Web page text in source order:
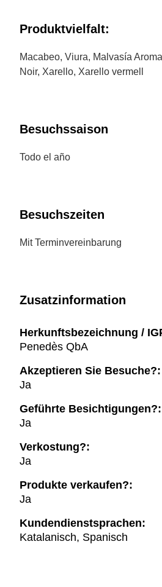
Produktvielfalt:
Macabeo, Viura, Malvasía
Noir, Xarello, Xarello vermell
Besuchssaison
Todo el año
Besuchszeiten
Mit Terminvereinbarung
Zusatzinformation
Herkunftsbezeichnung /
Penedès QbA
Akzeptieren Sie Besuche?:
Ja
Geführte Besichtigungen?:
Ja
Verkostung?:
Ja
Produkte verkaufen?:
Ja
Kundendienstsprachen:
Katalanisch, Spanisch